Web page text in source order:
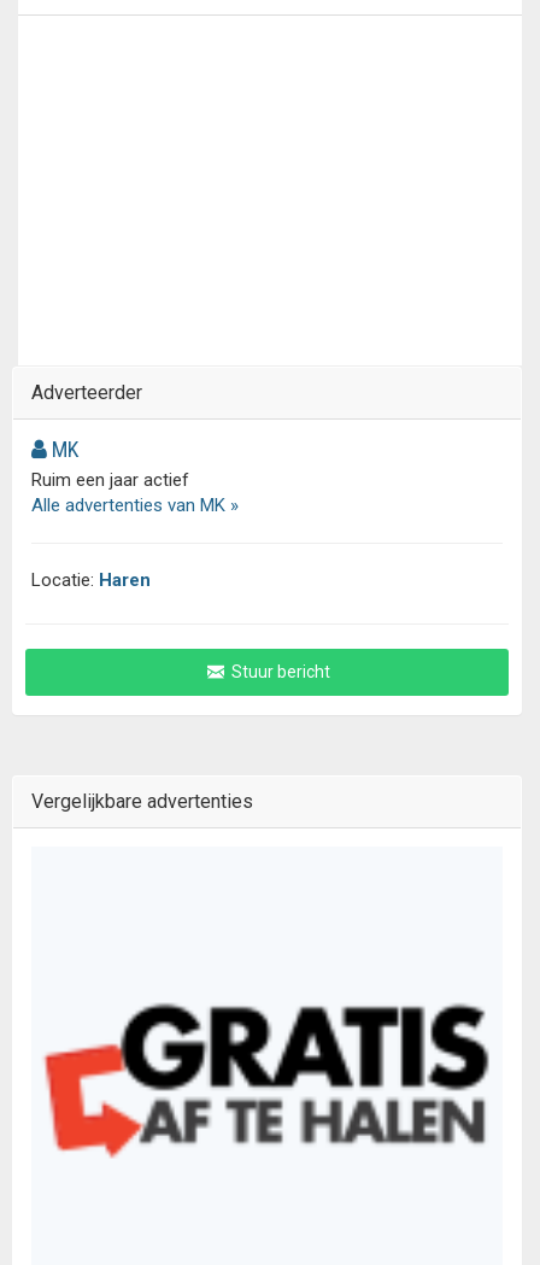
Adverteerder
MK
Ruim een jaar actief
Alle advertenties van MK »
Locatie: Haren
Stuur bericht
Vergelijkbare advertenties